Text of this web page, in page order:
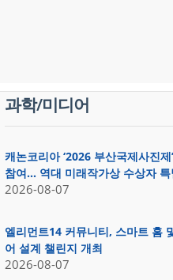
과학/미디어
캐논코리아 ‘2026 부산국제사진제
참여… 역대 미래작가상 수상자 특
2026-08-07
엘리먼트14 커뮤니티, 스마트 홈
어 설계 챌린지 개최
2026-08-07